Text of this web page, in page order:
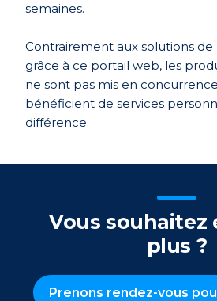
semaines.
Contrairement aux solutions
grâce à ce portail web, les
ne sont pas mis en
bénéficient de services
différence.
Vous souhaitez
plus ?
Prenons rendez-vous